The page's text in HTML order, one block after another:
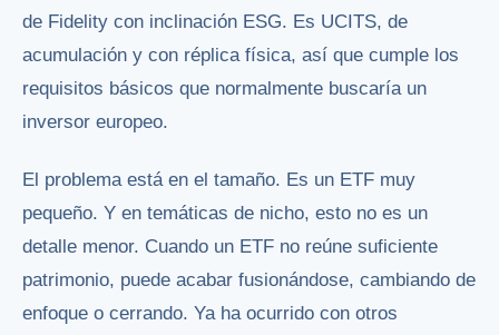
de Fidelity con inclinación ESG. Es UCITS, de
acumulación y con réplica física, así que cumple los
requisitos básicos que normalmente buscaría un
inversor europeo.
El problema está en el tamaño. Es un ETF muy
pequeño. Y en temáticas de nicho, esto no es un
detalle menor. Cuando un ETF no reúne suficiente
patrimonio, puede acabar fusionándose, cambiando de
enfoque o cerrando. Ya ha ocurrido con otros